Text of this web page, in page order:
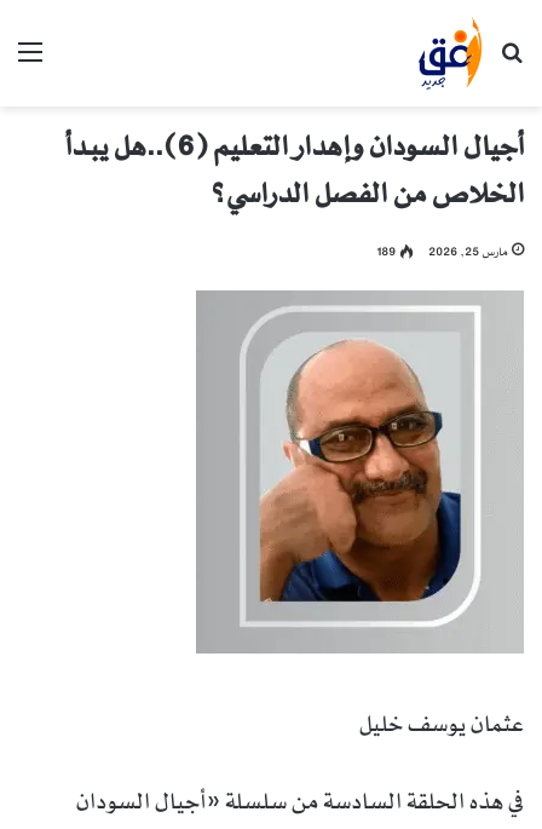
بحث عن
أجيال السودان وإهدار التعليم (6)..هل يبدأ
الخلاص من الفصل الدراسي؟
مارس 25, 2026 189
عثمان يوسف خليل
في هذه الحلقة السادسة من سلسلة «أجيال السودان